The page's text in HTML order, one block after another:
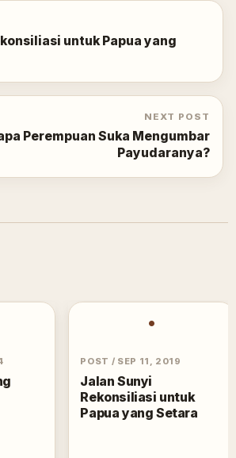
untuk Papua yang
NEXT POST
Perempuan Suka Mengumbar
Payudaranya?
•
POST / SEP 11, 2019
Jalan Sunyi
Rekonsiliasi untuk
Papua yang Setara